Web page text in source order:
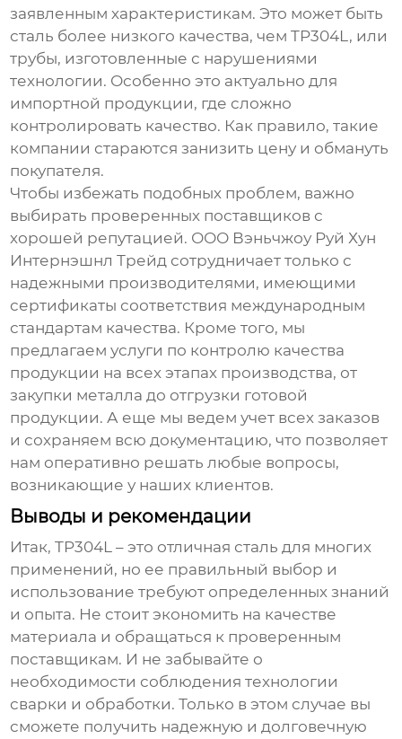
заявленным характеристикам. Это может быть
сталь более низкого качества, чемTP304L, или
трубы, изготовленные с нарушениями
технологии. Особенно это актуально для
импортной продукции, где сложно
контролировать качество. Как правило, такие
компании стараются занизить цену и обмануть
покупателя.
Чтобы избежать подобных проблем, важно
выбирать проверенных поставщиков с
хорошей репутацией. ООО Вэньчжоу Руй Хун
Интернэшнл Трейд сотрудничает только с
надежными производителями, имеющими
сертификаты соответствия международным
стандартам качества. Кроме того, мы
предлагаем услуги по контролю качества
продукции на всех этапах производства, от
закупки металла до отгрузки готовой
продукции. А еще мы ведем учет всех заказов
и сохраняем всю документацию, что позволяет
нам оперативно решать любые вопросы,
возникающие у наших клиентов.
Выводы и рекомендации
Итак,TP304L – это отличная сталь для многих
применений, но ее правильный выбор и
использование требуют определенных знаний
и опыта. Не стоит экономить на качестве
материала и обращаться к проверенным
поставщикам. И не забывайте о
необходимости соблюдения технологии
сварки и обработки. Только в этом случае вы
сможете получить надежную и долговечную